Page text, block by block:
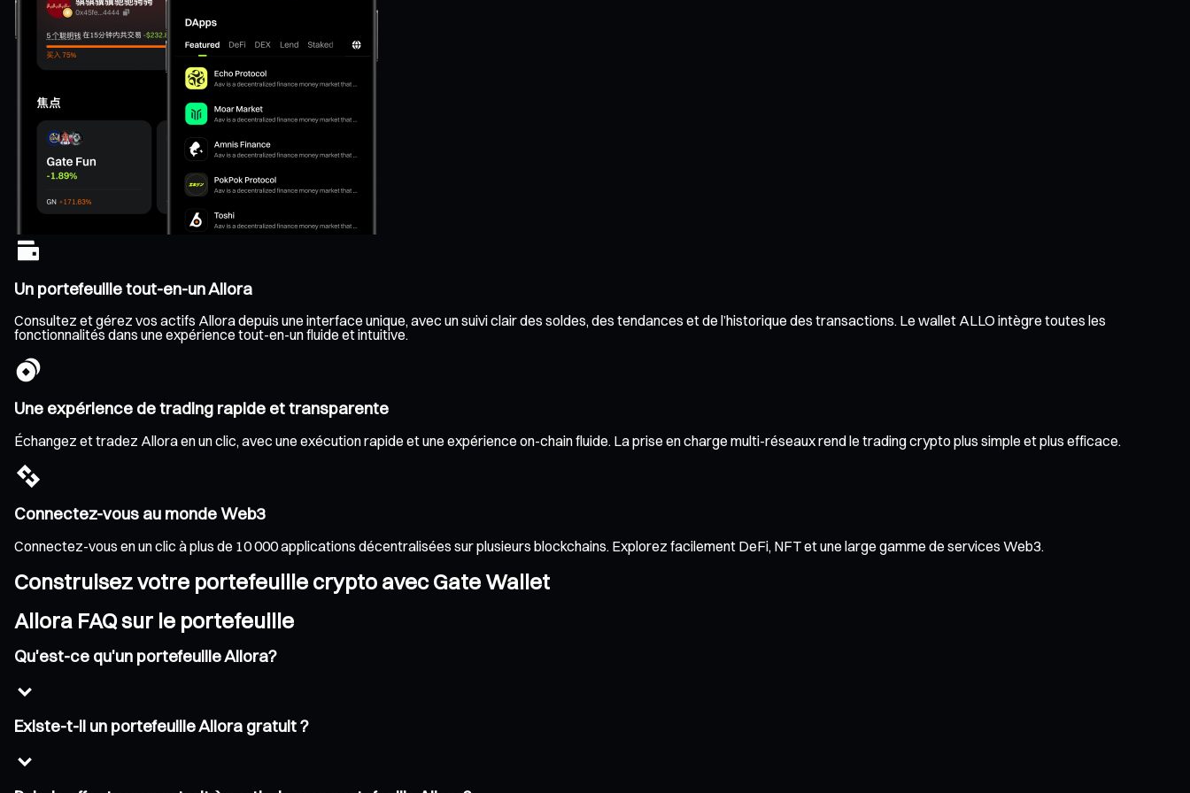
Un portefeuille tout-en-un Allora
Consultez et gérez vos actifs Allora depuis une interface unique, avec un suivi clair des soldes, des tendances et de l’historique des transactions. Le wallet ALLO intègre toutes les
fonctionnalités dans une expérience tout-en-un fluide et intuitive.
Une expérience de trading rapide et transparente
Échangez et tradez Allora en un clic, avec une exécution rapide et une expérience on-chain fluide. La prise en charge multi-réseaux rend le trading crypto plus simple et plus efficace.
Connectez-vous au monde Web3
Connectez-vous en un clic à plus de 10 000 applications décentralisées sur plusieurs blockchains. Explorez facilement DeFi, NFT et une large gamme de services Web3.
Construisez votre portefeuille crypto avec Gate Wallet
Allora FAQ sur le portefeuille
Qu'est-ce qu'un portefeuille Allora?
Existe-t-il un portefeuille Allora gratuit ?